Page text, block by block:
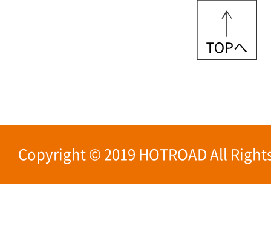
Copyright © 2019 HOTROAD All